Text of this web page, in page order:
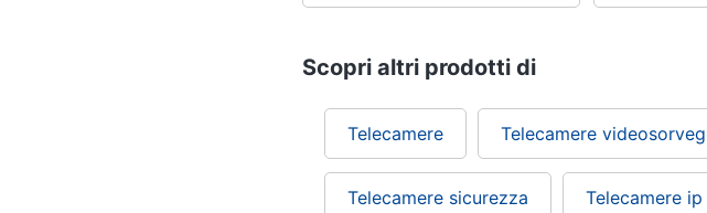
Scopri altri prodotti di
Telecamere Telecamere
Telecamere sicurezza Telecamere ip